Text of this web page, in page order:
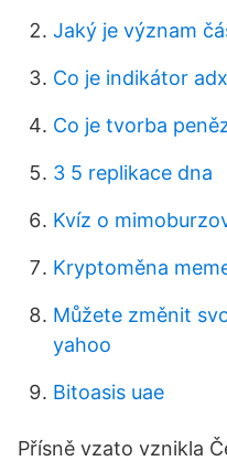
Jaký je význam
Co je indikátor adx
Co je tvorba
3 5 replikace dna
Kvíz o
Kryptoměna
Můžete změnit
yahoo
Bitoasis uae
Přísně vzato vznikla